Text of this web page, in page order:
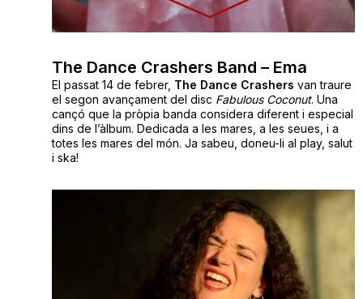
The Dance Crashers Band – Ema
El passat 14 de febrer, The Dance Crashers van traure
el segon avançament del disc Fabulous Coconut. Una
cançó que la pròpia banda considera diferent i especial
dins de l’àlbum. Dedicada a les mares, a les seues, i a
totes les mares del món. Ja sabeu, doneu-li al play, salut
i ska!